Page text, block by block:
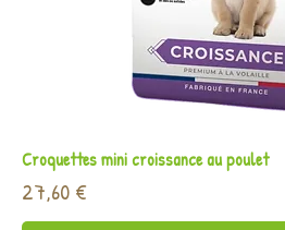
Croquettes mini croissance au poulet
Prix
27,60 €